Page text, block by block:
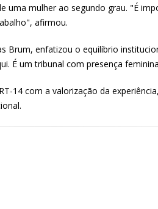
uma mulher ao segundo grau. "É
afirmou.
Brum, enfatizou o equilíbrio
É um tribunal com presença
14 com a valorização da